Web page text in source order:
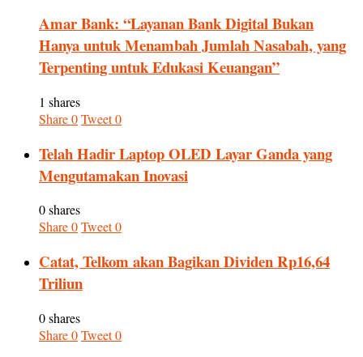
Amar Bank: “Layanan Bank Digital Bukan
Hanya untuk Menambah Jumlah Nasabah, yang
Terpenting untuk Edukasi Keuangan”
1 shares
Share0Tweet0
Telah Hadir Laptop OLED Layar Ganda yang
Mengutamakan Inovasi
0 shares
Share0Tweet0
Catat, Telkom akan Bagikan Dividen Rp16,64
Triliun
0 shares
Share0Tweet0